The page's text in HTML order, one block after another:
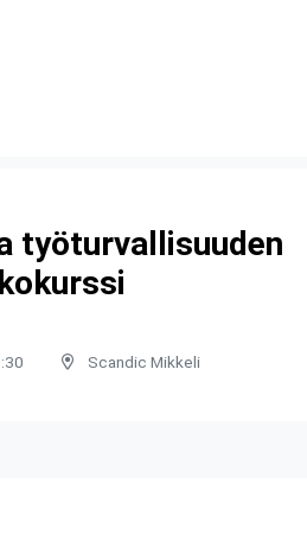
työturvallisuuden
Scandic Mikkeli